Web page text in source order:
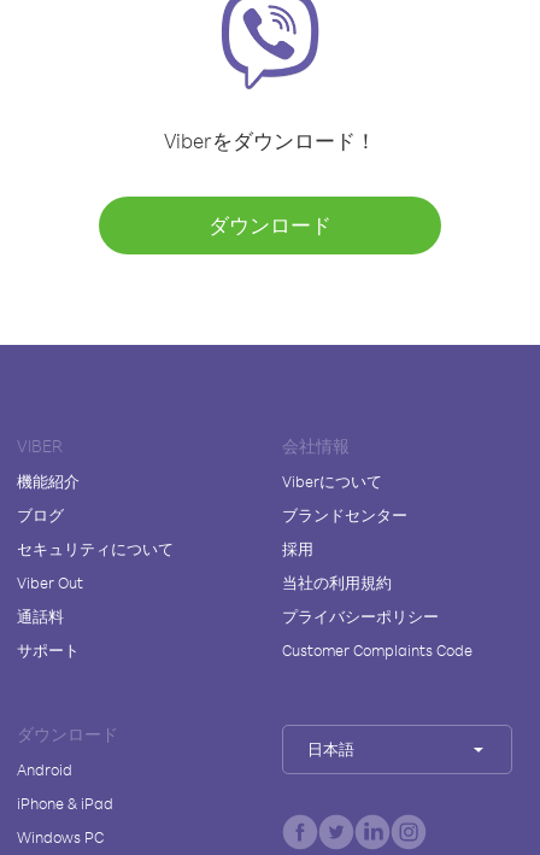
Viberをダウンロード！
ダウンロード
VIBER
機能紹介
ブログ
セキュリティについて
Viber Out
通話料
サポート
会社情報
Viberについて
ブランドセンター
採用
当社の利用規約
プライバシーポリシー
Customer Complaints Code
ダウンロード
Android
iPhone & iPad
Windows PC
日本語